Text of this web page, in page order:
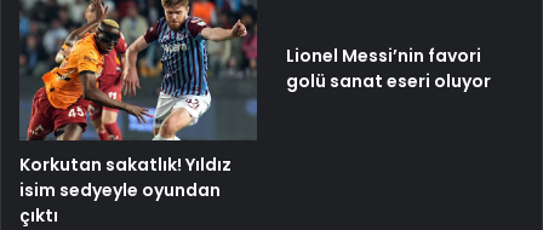
Korkutan sakatlık! Yıldız
isim sedyeyle oyundan
çıktı
Lionel Messi’nin favori
golü sanat eseri oluyor